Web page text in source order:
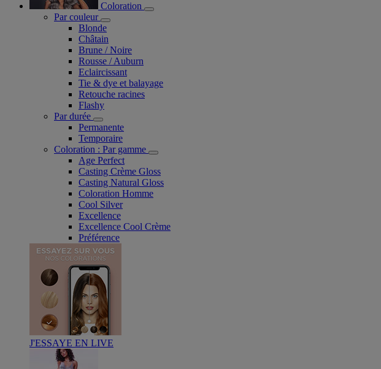
Coloration
Par couleur
Blonde
Châtain
Brune / Noire
Rousse / Auburn
Eclaircissant
Tie & dye et balayage
Retouche racines
Flashy
Par durée
Permanente
Temporaire
Coloration : Par gamme
Age Perfect
Casting Crème Gloss
Casting Natural Gloss
Coloration Homme
Cool Silver
Excellence
Excellence Cool Crème
Préférence
J'ESSAYE EN LIVE